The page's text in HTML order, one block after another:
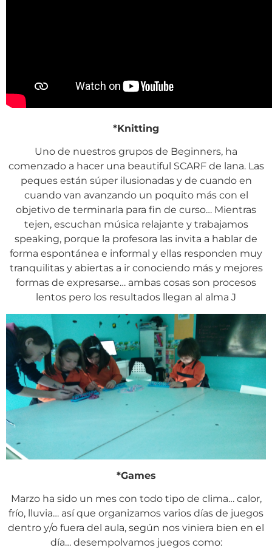
*Knitting
Uno de nuestros grupos de Beginners, ha
comenzado a hacer una beautiful SCARF de lana. Las
peques están súper ilusionadas y de cuando en
cuando van avanzando un poquito más con el
objetivo de terminarla para fin de curso… Mientras
tejen, escuchan música relajante y trabajamos
speaking, porque la profesora las invita a hablar de
forma espontánea e informal y ellas responden muy
tranquilitas y abiertas a ir conociendo más y mejores
formas de expresarse… ambas cosas son procesos
lentos pero los resultados llegan al alma J
*Games
Marzo ha sido un mes con todo tipo de clima… calor,
frío, lluvia… así que organizamos varios días de juegos
dentro y/o fuera del aula, según nos viniera bien en el
día… desempolvamos juegos como: